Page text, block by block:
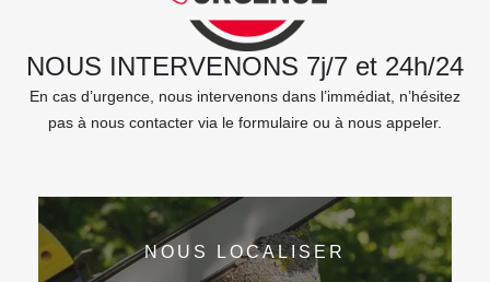
NOUS INTERVENONS 7j/7 et 24h/24
En cas d’urgence, nous intervenons dans l’immédiat, n’hésitez
pas à nous contacter via le formulaire ou à nous appeler.
NOUS LOCALISER